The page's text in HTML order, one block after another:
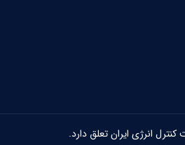
انرژی ایران تعلق دارد.